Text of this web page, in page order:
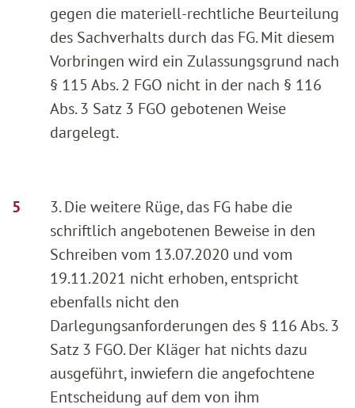
gegen die materiell-rechtliche Beurteilung
des Sachverhalts durch das FG. Mit diesem
Vorbringen wird ein Zulassungsgrund nach
§ 115 Abs. 2 FGO nicht in der nach § 116
Abs. 3 Satz 3 FGO gebotenen Weise
dargelegt.
3. Die weitere Rüge, das FG habe die
schriftlich angebotenen Beweise in den
Schreiben vom 13.07.2020 und vom
19.11.2021 nicht erhoben, entspricht
ebenfalls nicht den
Darlegungsanforderungen des § 116 Abs. 3
Satz 3 FGO. Der Kläger hat nichts dazu
ausgeführt, inwiefern die angefochtene
Entscheidung auf dem von ihm